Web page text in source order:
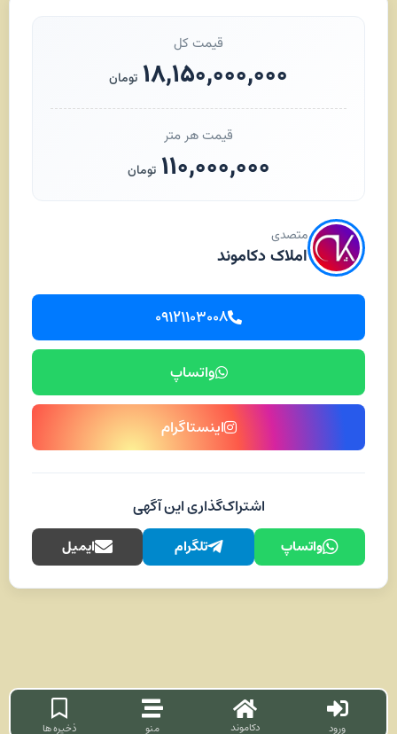
قیمت کل
۱۸,۱۵۰,۰۰۰,۰۰۰ تومان
قیمت هر متر
۱۱۰,۰۰۰,۰۰۰ تومان
متصدی
املاک دکاموند
۰۹۱۲۱۱۰۳۰۰۸
واتساپ
اینستاگرام
اشتراک‌گذاری این آگهی
واتساپ تلگرام ایمیل
ورود دکاموند منو ذخیره ها